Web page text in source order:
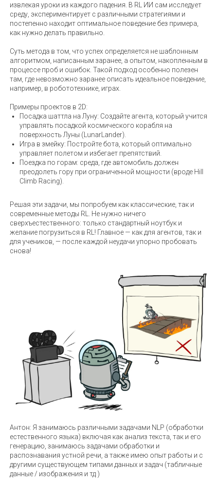
извлекая уроки из каждого падения. В RL ИИ сам исследует
среду, экспериментирует с различными стратегиями и
постепенно находит оптимальное поведение без примера,
как нужно делать правильно.
Суть метода в том, что успех определяется не шаблонным
алгоритмом, написанным заранее, а опытом, накопленным в
процессе проб и ошибок. Такой подход особенно полезен
там, где невозможно заранее описать идеальное поведение,
например, в робототехнике, играх.
Примеры проектов в 2D:
Посадка шаттла на Луну: Создайте агента, который учится
управлять посадкой космического корабля на
поверхность Луны (LunarLander).
Игра в змейку: Постройте бота, который оптимально
управляет полетом и избегает препятствий.
Поездка по горам: среда, где автомобиль должен
преодолеть гору при ограниченной мощности (вроде Hill
Climb Racing).
Решая эти задачи, мы попробуем как классические, так и
современные методы RL. Не нужно ничего
сверхъестественного: только стандартный ноутбук и
желание погрузиться в RL! Главное — как для агентов, так и
для учеников, — после каждой неудачи упорно пробовать
снова!
Антон: Я занимаюсь различными задачами NLP (обработки
естественного языка) включая как анализ текста, так и его
генерацию, занимаюсь задачами обработки и
распознавания устной речи, а также имею опыт работы и с
другими существующем типами данных и задач (табличные
данные / изображения и тд )